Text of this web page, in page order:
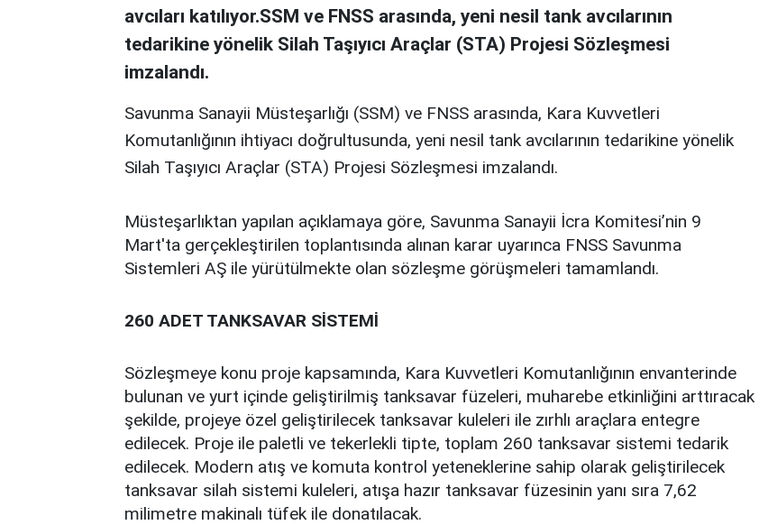
avcıları katılıyor.SSM ve FNSS arasında, yeni nesil tank avcılarının
tedarikine yönelik Silah Taşıyıcı Araçlar (STA) Projesi Sözleşmesi
imzalandı.
Savunma Sanayii Müsteşarlığı (SSM) ve FNSS arasında, Kara Kuvvetleri
Komutanlığının ihtiyacı doğrultusunda, yeni nesil tank avcılarının tedarikine yönelik
Silah Taşıyıcı Araçlar (STA) Projesi Sözleşmesi imzalandı.
Müsteşarlıktan yapılan açıklamaya göre, Savunma Sanayii İcra Komitesi’nin 9
Mart'ta gerçekleştirilen toplantısında alınan karar uyarınca FNSS Savunma
Sistemleri AŞ ile yürütülmekte olan sözleşme görüşmeleri tamamlandı.
260 ADET TANKSAVAR SİSTEMİ
Sözleşmeye konu proje kapsamında, Kara Kuvvetleri Komutanlığının envanterinde
bulunan ve yurt içinde geliştirilmiş tanksavar füzeleri, muharebe etkinliğini arttıracak
şekilde, projeye özel geliştirilecek tanksavar kuleleri ile zırhlı araçlara entegre
edilecek. Proje ile paletli ve tekerlekli tipte, toplam 260 tanksavar sistemi tedarik
edilecek. Modern atış ve komuta kontrol yeteneklerine sahip olarak geliştirilecek
tanksavar silah sistemi kuleleri, atışa hazır tanksavar füzesinin yanı sıra 7,62
milimetre makinalı tüfek ile donatılacak.